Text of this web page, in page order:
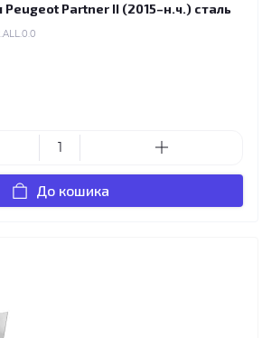
Peugeot Partner II (2015–н.ч.) сталь
До кошика